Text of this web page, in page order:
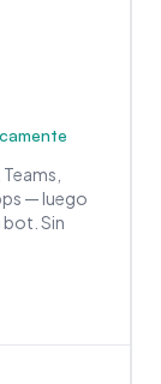
— luego
bot. Sin